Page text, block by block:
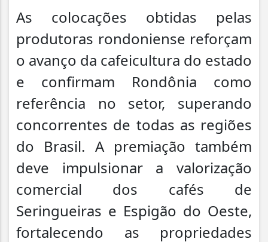
As colocações obtidas pelas
produtoras rondoniense reforçam
o avanço da cafeicultura do estado
e confirmam Rondônia como
referência no setor, superando
concorrentes de todas as regiões
do Brasil. A premiação também
deve impulsionar a valorização
comercial dos cafés de
Seringueiras e Espigão do Oeste,
fortalecendo as propriedades